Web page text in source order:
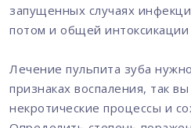
запущенных случаях
потом и общей интоксикации
Лечение пульпита зуба
признаках воспаления, так
некротические процессы и